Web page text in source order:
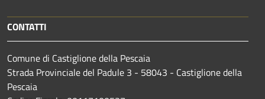
CONTATTI
Comune di Castiglione della Pescaia
Strada Provinciale del Padule 3 - 58043 - Castiglione della
Pescaia